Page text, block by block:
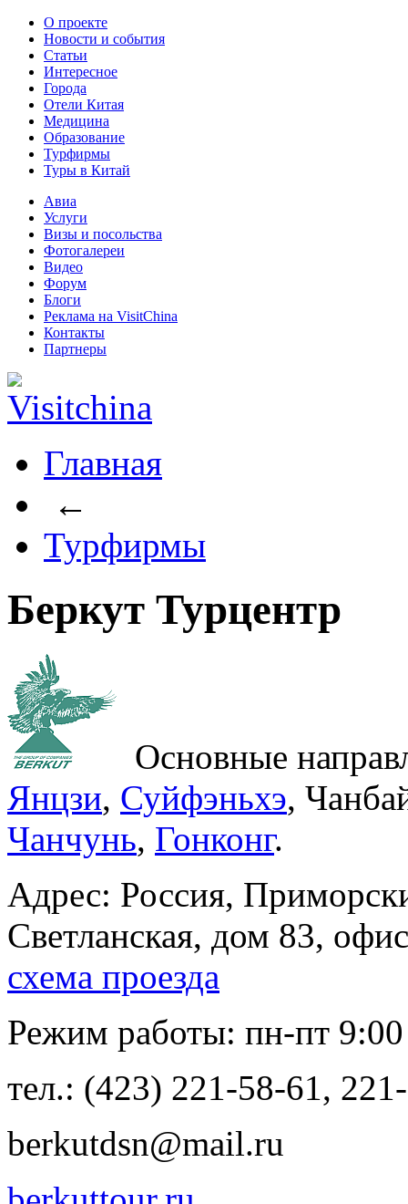
О проекте
Новости и события
Статьи
Интересное
Города
Отели Китая
Медицина
Образование
Турфирмы
Туры в Китай
Авиа
Услуги
Визы и посольства
Фотогалереи
Видео
Форум
Блоги
Реклама на VisitChina
Контакты
Партнеры
Главная
←
Турфирмы
Беркут Турцентр
Основные
Янцзи, Суйфэньхэ,
Чанчунь, Гонконг.
Адрес: Россия,
Светланская, дом 83,
схема проезда
Режим работы: пн-пт
тел.: (423) 221-58-61,
berkutdsn@mail.ru